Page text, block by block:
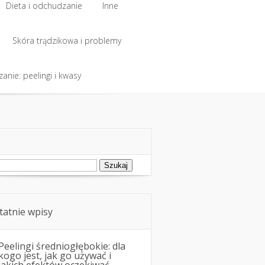
Dieta i odchudzanie
Dieta i odchudzanie
Inne
Inne
Skóra trądzikowa i problemy
Skóra trądzikowa i problemy
peelingi i kwasy
wpisy
średniogłębokie: dla
jest, jak go używać i